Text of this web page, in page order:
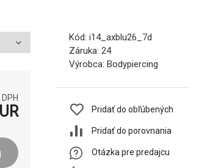
Kód: i14_axblu26_7d
Záruka: 24
Výrobca: Bodypiercing
Pridať do obľúbených
Pridať do porovnania
Otázka pre predajcu